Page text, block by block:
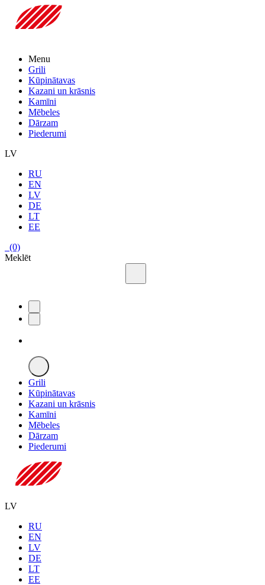
Menu
Grili
Kūpinātavas
Kazani un krāsnis
Kamīni
Mēbeles
Dārzam
Piederumi
LV
RU
EN
LV
DE
LT
EE
(0)
Meklēt
Grili
Kūpinātavas
Kazani un krāsnis
Kamīni
Mēbeles
Dārzam
Piederumi
LV
RU
EN
LV
DE
LT
EE